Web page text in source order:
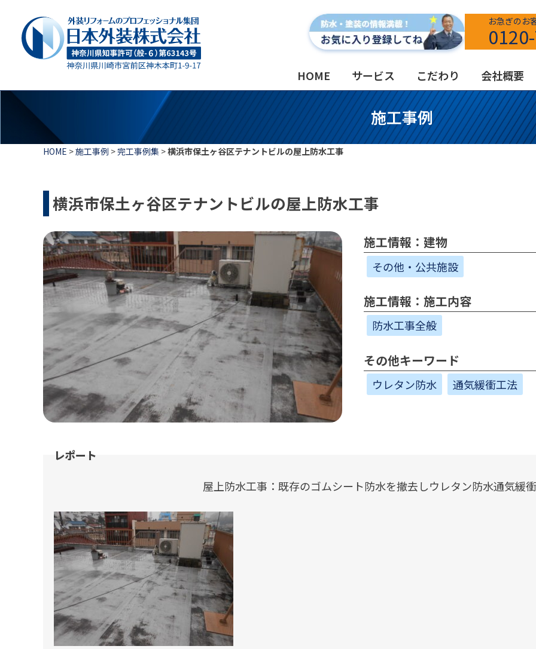
お急ぎのお
HOME サービス こだわり 会社概要
施工事例
HOME >施工事例 >完工事例集 >横浜市保土ヶ谷区テナントビルの屋上防水工事
横浜市保土ヶ谷区テナントビルの屋上防水工事
施工情報：建物
その他・公共施設
施工情報：施工内容
防水工事全般
その他キーワード
ウレタン防水 通気緩衝工法
屋上防水工事：既存のゴムシート防水を撤去しウレタン防水通気緩衝